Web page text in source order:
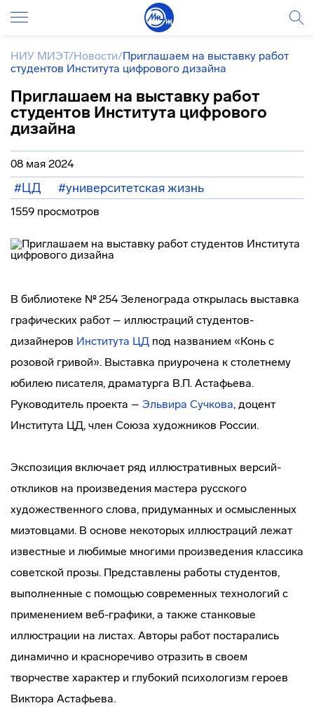
НИУ МИЭТ/Новости/Приглашаем на выставку работ
студентов Института цифрового дизайна
Приглашаем на выставку работ
студентов Института цифрового
дизайна
08 мая 2024
#ЦД #университетская жизнь
1559 просмотров
В библиотеке № 254 Зеленограда открылась выставка
графических работ – иллюстраций студентов-
дизайнеров Института ЦД под названием «Конь с
розовой гривой». Выставка приурочена к столетнему
юбилею писателя, драматурга В.П. Астафьева.
Руководитель проекта – Эльвира Сучкова, доцент
Института ЦД, член Союза художников России.
Экспозиция включает ряд иллюстративных версий-
откликов на произведения мастера русского
художественного слова, придуманных и осмысленных
миэтовцами. В основе некоторых иллюстраций лежат
известные и любимые многими произведения классика
советской прозы. Представлены работы студентов,
выполненные с помощью современных технологий с
применением веб-графики, а также станковые
иллюстрации на листах. Авторы работ постарались
динамично и красноречиво отразить в своем
творчестве характер и глубокий психологизм героев
Виктора Астафьева.